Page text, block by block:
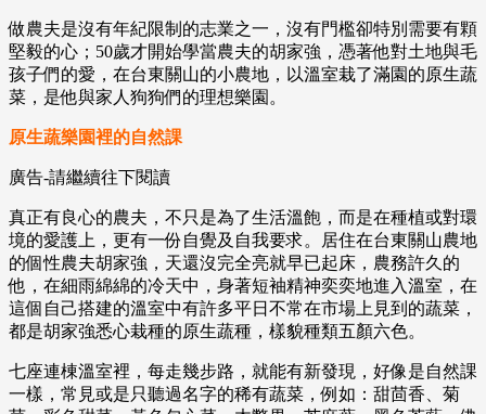
做農夫是沒有年紀限制的志業之一，沒有門檻卻特別需要有顆
堅毅的心；50歲才開始學當農夫的胡家強，憑著他對土地與毛
孩子們的愛，在台東關山的小農地，以溫室栽了滿園的原生蔬
菜，是他與家人狗狗們的理想樂園。
原生蔬樂園裡的自然課
廣告-請繼續往下閱讀
真正有良心的農夫，不只是為了生活溫飽，而是在種植或對環
境的愛護上，更有一份自覺及自我要求。居住在台東關山農地
的個性農夫胡家強，天還沒完全亮就早已起床，農務許久的
他，在細雨綿綿的冷天中，身著短袖精神奕奕地進入溫室，在
這個自己搭建的溫室中有許多平日不常在市場上見到的蔬菜，
都是胡家強悉心栽種的原生蔬種，樣貌種類五顏六色。
七座連棟溫室裡，每走幾步路，就能有新發現，好像是自然課
一樣，常見或是只聽過名字的稀有蔬菜，例如：甜茴香、菊